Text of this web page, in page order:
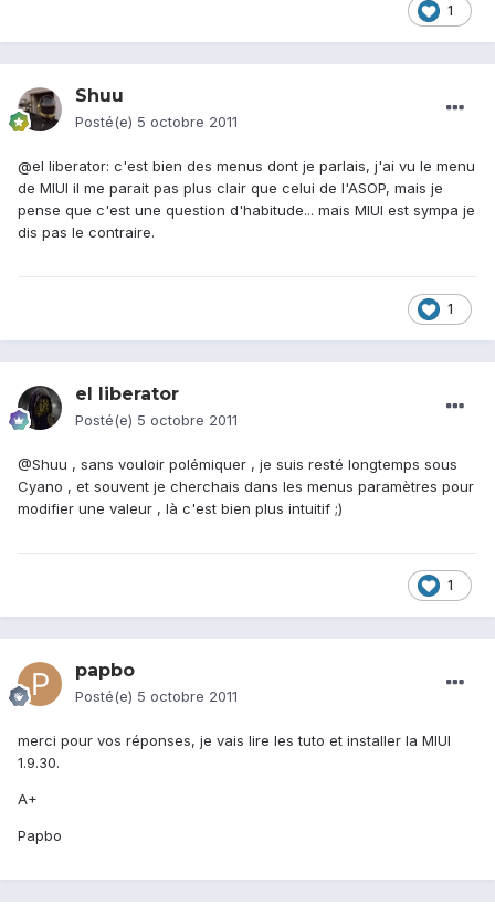
1
Shuu
Posté(e) 5 octobre 2011
@el liberator: c'est bien des menus dont je parlais, j'ai vu le menu
de MIUI il me parait pas plus clair que celui de l'ASOP, mais je
pense que c'est une question d'habitude... mais MIUI est sympa je
dis pas le contraire.
1
el liberator
Posté(e) 5 octobre 2011
@Shuu , sans vouloir polémiquer , je suis resté longtemps sous
Cyano , et souvent je cherchais dans les menus paramètres pour
modifier une valeur , là c'est bien plus intuitif ;)
1
papbo
Posté(e) 5 octobre 2011
merci pour vos réponses, je vais lire les tuto et installer la MIUI
1.9.30.
A+
Papbo